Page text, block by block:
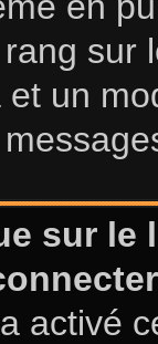
un
sur le
activé